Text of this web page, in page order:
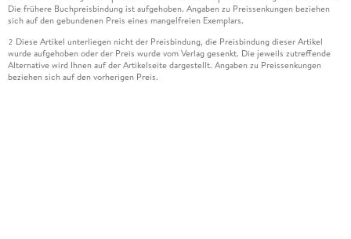
Die frühere Buchpreisbindung ist aufgehoben. Angaben zu Preissenkungen beziehen
sich auf den gebundenen Preis eines mangelfreien Exemplars.
2 Diese Artikel unterliegen nicht der Preisbindung, die Preisbindung dieser Artikel
wurde aufgehoben oder der Preis wurde vom Verlag gesenkt. Die jeweils zutreffende
Alternative wird Ihnen auf der Artikelseite dargestellt. Angaben zu Preissenkungen
beziehen sich auf den vorherigen Preis.